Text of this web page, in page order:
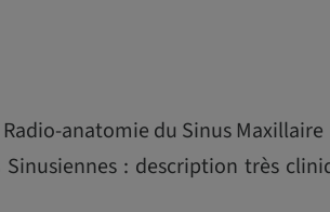
anatomie du Sinus Maxillaire
Sinusiennes : description très